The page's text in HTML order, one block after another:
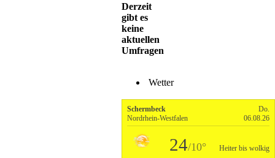
Derzeit
gibt es
keine
aktuellen
Umfragen
Wetter